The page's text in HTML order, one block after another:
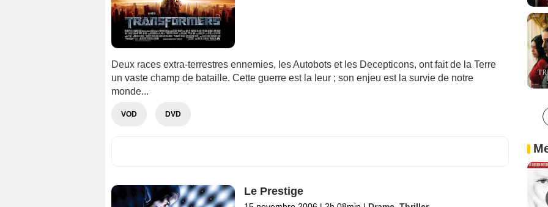
Deux races extra-terrestres ennemies, les Autobots et les Decepticons, ont fait de la Terre
un vaste champ de bataille. Cette guerre est la leur ; son enjeu est la survie de notre
monde...
VOD DVD
Le Prestige